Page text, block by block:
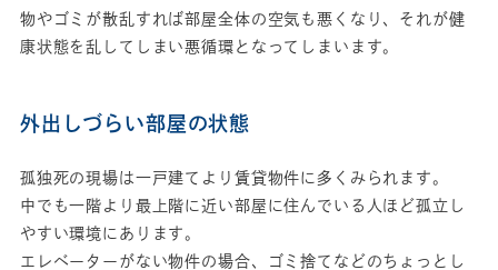
物やゴミが散乱すれば部屋全体の空気も悪くなり、それが健
康状態を乱してしまい悪循環となってしまいます。
外出しづらい部屋の状態
孤独死の現場は一戸建てより賃貸物件に多くみられます。
中でも一階より最上階に近い部屋に住んでいる人ほど孤立し
やすい環境にあります。
エレベーターがない物件の場合、ゴミ捨てなどのちょっとし